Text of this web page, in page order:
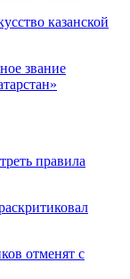
казанской
звание
правила
отменят с